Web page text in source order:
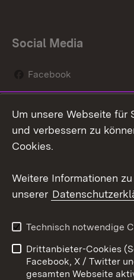
Social Media
Facebook
Social Wall
Youtube
Kontakt
Barrierefreiheit
Impressum
Um unsere Webseite für
und verbessern zu
Cookies.
Weitere Informationen
unserer
Technisch notwendige
Drittanbieter-Cookies
Facebook, X / Twitter
gesamten Webseite